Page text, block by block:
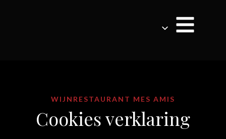
WIJNRESTAURANT MES AMIS
Cookies verklaring